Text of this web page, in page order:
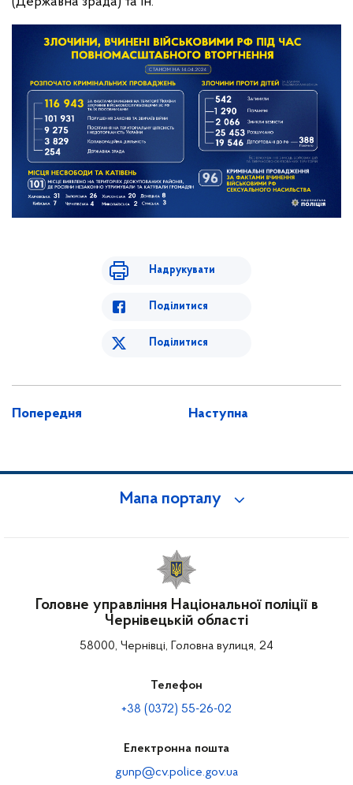
Надрукувати
Поділитися
Поділитися
Попередня Наступна
Мапа порталу
Головне управління Національної поліції в
Чернівецькій області
58000, Чернівці, Головна вулиця, 24
Телефон
+38 (0372) 55-26-02
Електронна пошта
gunp@cv.police.gov.ua